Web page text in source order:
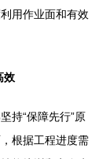
用作业面和有效
效
持“保障先行”原
根据工程进度需